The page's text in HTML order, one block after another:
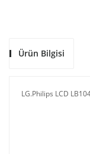
Ürün Bilgisi
LG.Philips LCD